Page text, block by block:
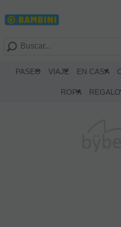
PASEO VIAJE EN CASA
ROPA
Silla de paseo